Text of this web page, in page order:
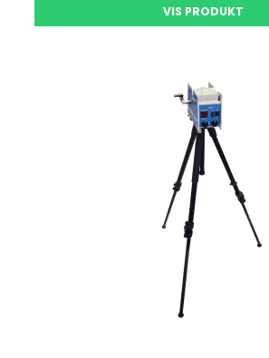
VIS PRODUKT